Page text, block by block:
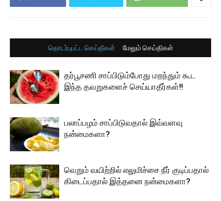
தொடர்புபட்ட செய்திகள் மேலும் செய்திகள்
தர்பூசணி சாப்பிடும்போது மறந்தும் கூட
இந்த தவறுகளைச் செய்யாதீர்கள்!!
பலாப்பழம் சாப்பிடுவதால் இவ்வளவு
நன்மைகளா?
வெறும் வயிற்றில் எலுமிச்சை நீர் குடிப்பதால்
கிடைப்பதால் இத்தனை நன்மைகளா?